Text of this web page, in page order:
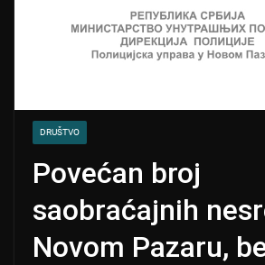
DRUŠTVO
Povećan broj
saobraćajnih
Novom Pazaru,